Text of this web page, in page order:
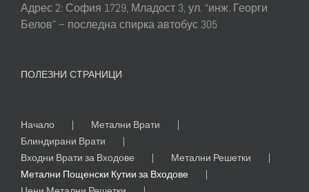
Адрес 2: София 1729, Младост 3, ул. “инж. Георги
Белов” – последна спирка автобус 305
ПОЛЕЗНИ СТРАНИЦИ
Начало
Метални Врати
Блиндирани Врати
Входни Врати за Входове
Метални Решетки
Метални Пощенски Кутии за Входове